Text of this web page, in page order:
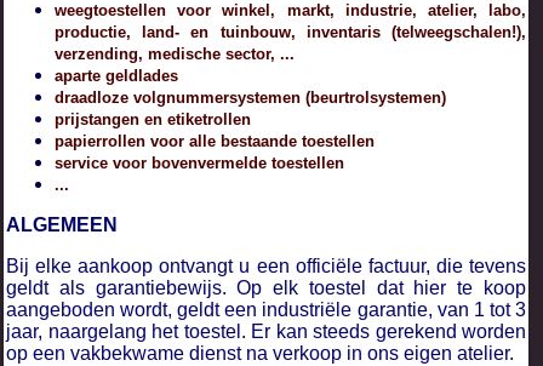
weegtoestellen voor winkel, markt, industrie, atelier, labo,
productie, land- en tuinbouw, inventaris (telweegschalen!),
verzending, medische sector, ...
aparte geldlades
draadloze volgnummersystemen (beurtrolsystemen)
prijstangen en etiketrollen
papierrollen voor alle bestaande toestellen
service voor bovenvermelde toestellen
...
ALGEMEEN
Bij elke aankoop ontvangt u een officiële factuur, die tevens
geldt als garantiebewijs. Op elk toestel dat hier te koop
aangeboden wordt, geldt een industriële garantie, van 1 tot 3
jaar, naargelang het toestel. Er kan steeds gerekend worden
op een vakbekwame dienst na verkoop in ons eigen atelier.